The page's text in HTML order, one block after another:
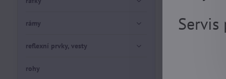
rámy
reflexní prvky, vesty
rohy
Servis